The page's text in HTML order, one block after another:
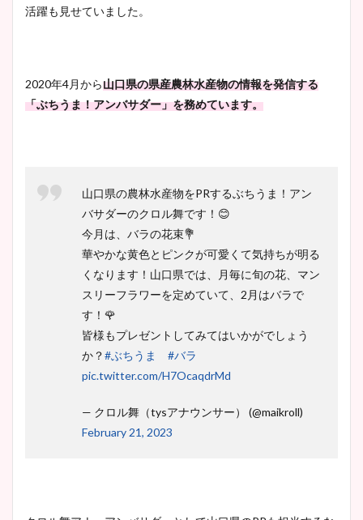
活躍も見せていました。
2020年4月から山口県の県産農林水産物の情報を発信する
「ぶちうま！アンバサダー」を務めています。
山口県の農林水産物をPRするぶちうま！アン
バサダーのクロル舞です！😊
今月は、バラの花束💐
華やかな黄色とピンクが可愛くて気持ちが明る
くなります！山口県では、月毎に旬の花、マン
スリーフラワーを定めていて、2月はバラで
す！🌹
皆様もプレゼントしてみてはいかがでしょう
か？#ぶちうま
#バラ
pic.twitter.com/H7OcaqdrMd
— クロル舞（tysアナウンサー） (@maikroll)
February 21, 2023